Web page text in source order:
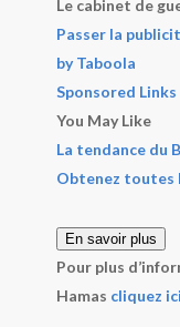
Le cabinet de
Passer la
by Taboola
Sponsored Links
You May Like
La tendance du
Obtenez toutes
En savoir plus
Pour plus
Hamas cliquez ici